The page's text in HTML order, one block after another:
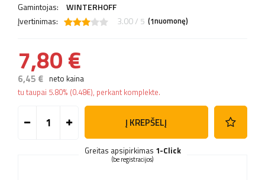
Gamintojas:
WINTERHOFF
Įvertinimas:
3.00 / 5 (1nuomonę)
7,80 €
6,45 € neto kaina
tu taupai 5.80% (0.48€), perkant komplekte.
Į KREPŠELĮ
Greitas apsipirkimas 1-Click
(be registracijos)